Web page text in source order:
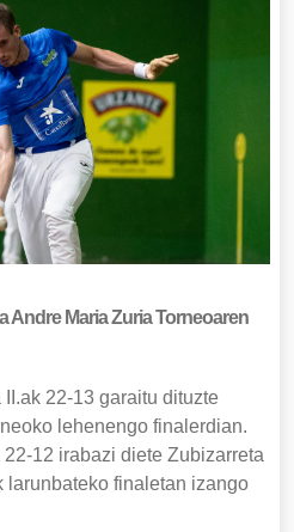
Andre Maria Zuria Torneoaren
22-13 garaitu dituzte
lehenengo finalerdian.
12 irabazi diete Zubizarreta
larunbateko finaletan izango